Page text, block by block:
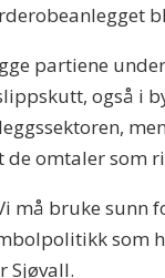
partiene
også i
de omtaler som
må bruke sunn
som
Sjøvall.